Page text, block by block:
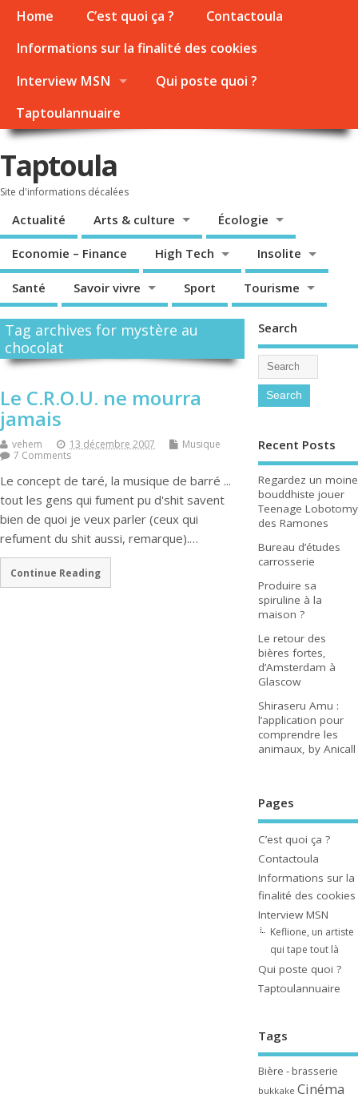
Home C’est quoi ça ?
Contactoula
Informations sur la finalité des cookies
Interview MSN
Qui poste quoi ?
Taptoulannuaire
Taptoula
Site d'informations décalées
Actualité Arts & culture Écologie
Economie – Finance High Tech Insolite
Santé Savoir vivre Sport Tourisme
Tag archives for mystère au
chocolat
Le C.R.O.U. ne mourra
jamais
vehem 13 décembre 2007
Musique
7 Comments
Le concept de taré, la musique de barré ...
tout les gens qui fument pu d'shit savent
bien de quoi je veux parler (ceux qui
refument du shit aussi, remarque).…
Continue Reading
Search
Recent Posts
Regardez un moine
bouddhiste jouer
Teenage Lobotomy
des Ramones
Bureau d’études
carrosserie
Produire sa
spiruline à la
maison ?
Le retour des
bières fortes,
d’Amsterdam à
Glascow
Shiraseru Amu :
l’application pour
comprendre les
animaux, by Anicall
Pages
C’est quoi ça ?
Contactoula
Informations sur la
finalité des cookies
Interview MSN
Keflione, un artiste
qui tape tout là
Qui poste quoi ?
Taptoulannuaire
Tags
Bière - brasserie
bukkake Cinéma